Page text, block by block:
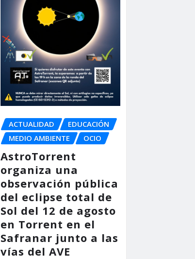
ACTUALIDAD
EDUCACIÓN
MEDIO AMBIENTE
OCIO
AstroTorrent
organiza una
observación pública
del eclipse total de
Sol del 12 de agosto
en Torrent en el
Safranar junto a las
vías del AVE